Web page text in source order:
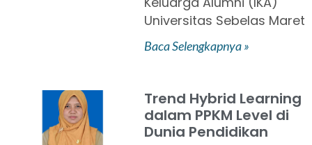
Universitas Sebelas Maret
Baca Selengkapnya »
Trend Hybrid Learning
dalam PPKM Level di
Dunia Pendidikan